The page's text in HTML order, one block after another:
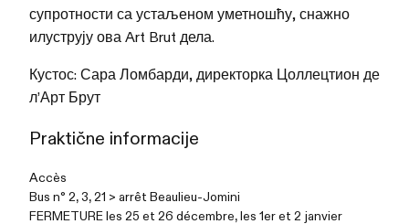
супротности са устаљеном уметношћу, снажно
илуструју ова Art Brut дела.
Кустос: Сара Ломбарди, директорка Цоллецтион де
л’Арт Брут
Praktične informacije
Accès
Bus n° 2, 3, 21 > arrêt Beaulieu-Jomini
FERMETURE les 25 et 26 décembre, les 1er et 2 janvier